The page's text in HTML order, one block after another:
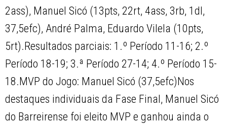
2ass), Manuel Sicó (13pts, 22rt, 4ass, 3rb, 1dl,
37,5efc), André Palma, Eduardo Vilela (10pts,
5rt).Resultados parciais: 1.º Período 11-16; 2.º
Período 18-19; 3.ª Período 27-14; 4.º Período 15-
18.MVP do Jogo: Manuel Sicó (37,5efc)Nos
destaques individuais da Fase Final, Manuel Sicó
do Barreirense foi eleito MVP e ganhou ainda o